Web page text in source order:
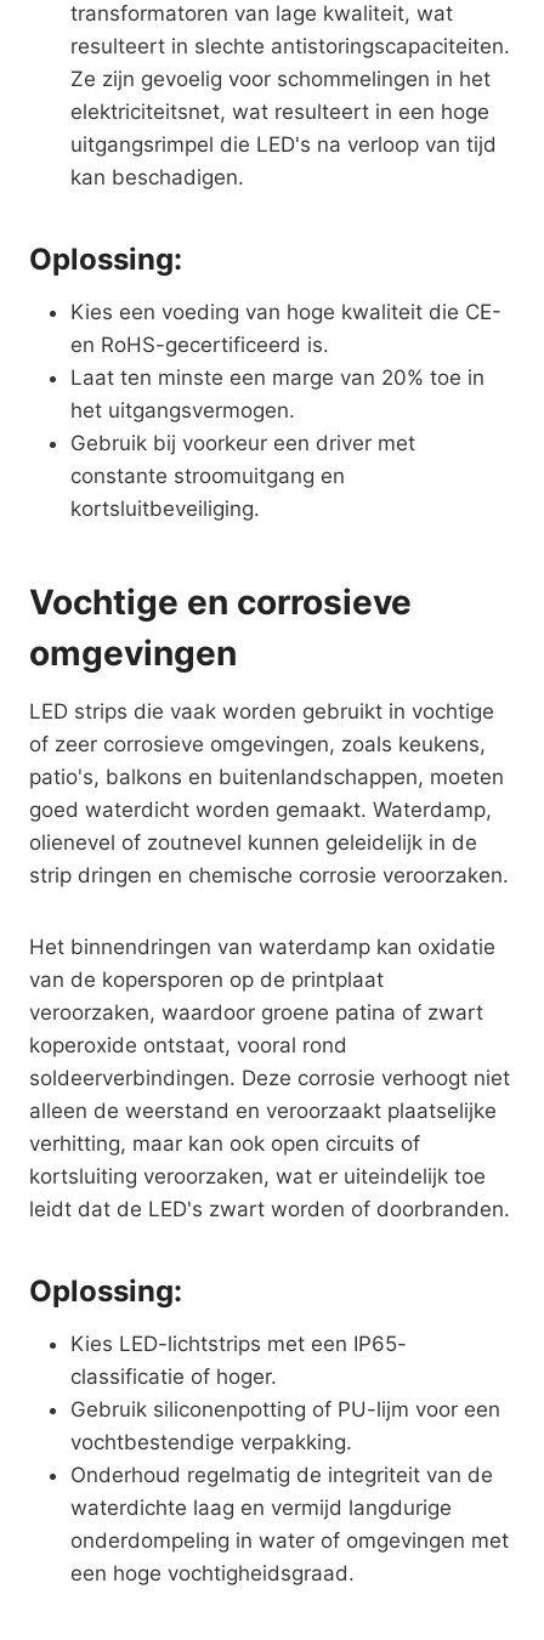
transformatoren van lage kwaliteit, wat
resulteert in slechte antistoringscapaciteiten.
Ze zijn gevoelig voor schommelingen in het
elektriciteitsnet, wat resulteert in een hoge
uitgangsrimpel die LED's na verloop van tijd
kan beschadigen.
Oplossing:
Kies een voeding van hoge kwaliteit die CE-
en RoHS-gecertificeerd is.
Laat ten minste een marge van 20% toe in
het uitgangsvermogen.
Gebruik bij voorkeur een driver met
constante stroomuitgang en
kortsluitbeveiliging.
Vochtige en corrosieve
omgevingen
LED strips die vaak worden gebruikt in vochtige
of zeer corrosieve omgevingen, zoals keukens,
patio's, balkons en buitenlandschappen, moeten
goed waterdicht worden gemaakt. Waterdamp,
olienevel of zoutnevel kunnen geleidelijk in de
strip dringen en chemische corrosie veroorzaken.
Het binnendringen van waterdamp kan oxidatie
van de kopersporen op de printplaat
veroorzaken, waardoor groene patina of zwart
koperoxide ontstaat, vooral rond
soldeerverbindingen. Deze corrosie verhoogt niet
alleen de weerstand en veroorzaakt plaatselijke
verhitting, maar kan ook open circuits of
kortsluiting veroorzaken, wat er uiteindelijk toe
leidt dat de LED's zwart worden of doorbranden.
Oplossing:
Kies LED-lichtstrips met een IP65-
classificatie of hoger.
Gebruik siliconenpotting of PU-lijm voor een
vochtbestendige verpakking.
Onderhoud regelmatig de integriteit van de
waterdichte laag en vermijd langdurige
onderdompeling in water of omgevingen met
een hoge vochtigheidsgraad.